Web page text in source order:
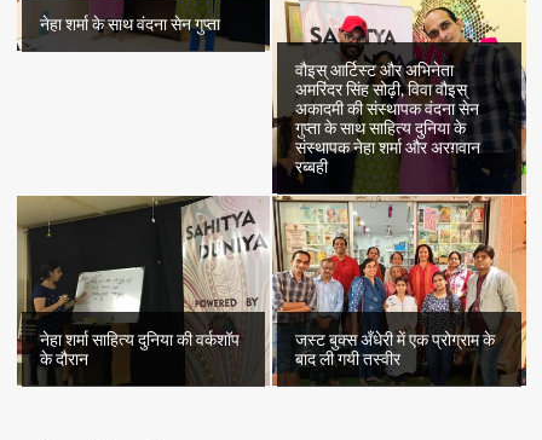
नेहा शर्मा के साथ वंदना सेन गुप्ता
वौइस् आर्टिस्ट और अभिनेता
अमरिंदर सिंह सोढ़ी, विवा वौइस्
अकादमी की संस्थापक वंदना सेन
गुप्ता के साथ साहित्य दुनिया के
संस्थापक नेहा शर्मा और अरग़वान
रब्बही
नेहा शर्मा साहित्य दुनिया की वर्कशॉप
के दौरान
जस्ट बुक्स अँधेरी में एक प्रोग्राम के
बाद ली गयी तस्वीर